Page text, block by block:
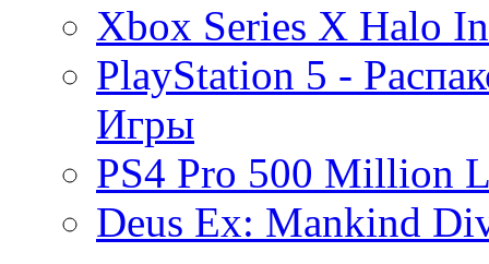
Xbox Series X Halo
PlayStation 5 -
Игры
PS4 Pro 500 Million
Deus Ex: Mankind